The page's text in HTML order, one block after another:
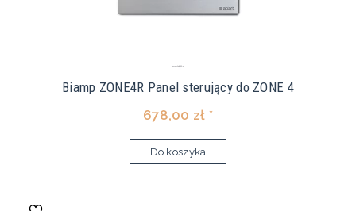
Biamp ZONE4R Panel sterujący do ZONE 4
678,00 zł *
Do koszyka